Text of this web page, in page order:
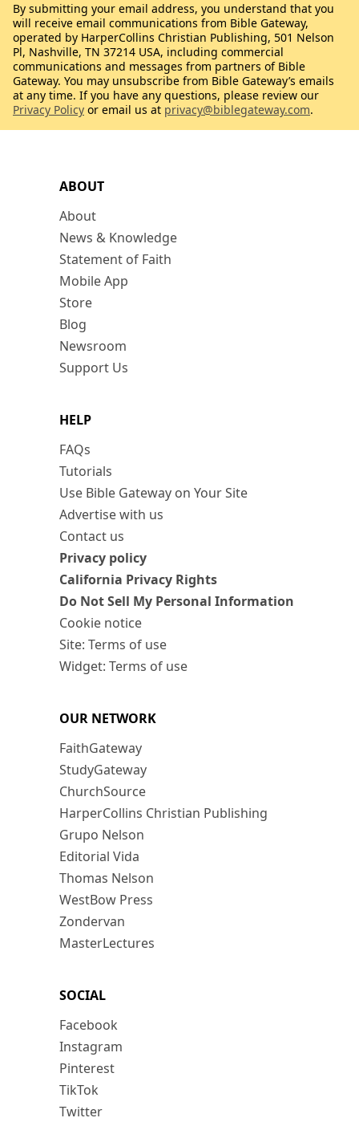
ABOUT
About
News & Knowledge
Statement of Faith
Mobile App
Store
Blog
Newsroom
Support Us
HELP
FAQs
Tutorials
Use Bible Gateway on Your Site
Advertise with us
Contact us
Privacy policy
California Privacy Rights
Do Not Sell My Personal Information
Cookie notice
Site: Terms of use
Widget: Terms of use
OUR NETWORK
FaithGateway
StudyGateway
ChurchSource
HarperCollins Christian Publishing
Grupo Nelson
Editorial Vida
Thomas Nelson
WestBow Press
Zondervan
MasterLectures
SOCIAL
Facebook
Instagram
Pinterest
TikTok
Twitter
By submitting your email address, you understand that you
will receive email communications from Bible Gateway,
operated by HarperCollins Christian Publishing, 501 Nelson
Pl, Nashville, TN 37214 USA, including commercial
communications and messages from partners of Bible
Gateway. You may unsubscribe from Bible Gateway’s emails
at any time. If you have any questions, please review our
Privacy Policy or email us at privacy@biblegateway.com.